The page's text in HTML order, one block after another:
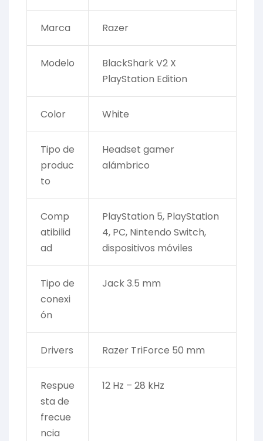
Marca Razer
Modelo
BlackShark V2 X
PlayStation Edition
Color White
Tipo de
produc
to
Headset gamer
alámbrico
Comp
atibilid
ad
PlayStation 5, PlayStation
4, PC, Nintendo Switch,
dispositivos móviles
Tipo de
conexi
ón
Jack 3.5 mm
Drivers Razer TriForce 50 mm
Respue
sta de
frecue
ncia
12 Hz – 28 kHz